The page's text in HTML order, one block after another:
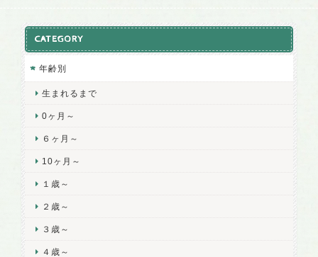
CATEGORY
年齢別
生まれるまで
0ヶ月～
６ヶ月～
10ヶ月～
１歳～
２歳～
３歳～
４歳～